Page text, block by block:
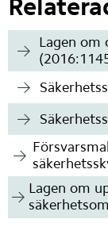
Lagen om
(länk till annan
(länk till
(länk till
(länk till
Lagen om
(länk till annan